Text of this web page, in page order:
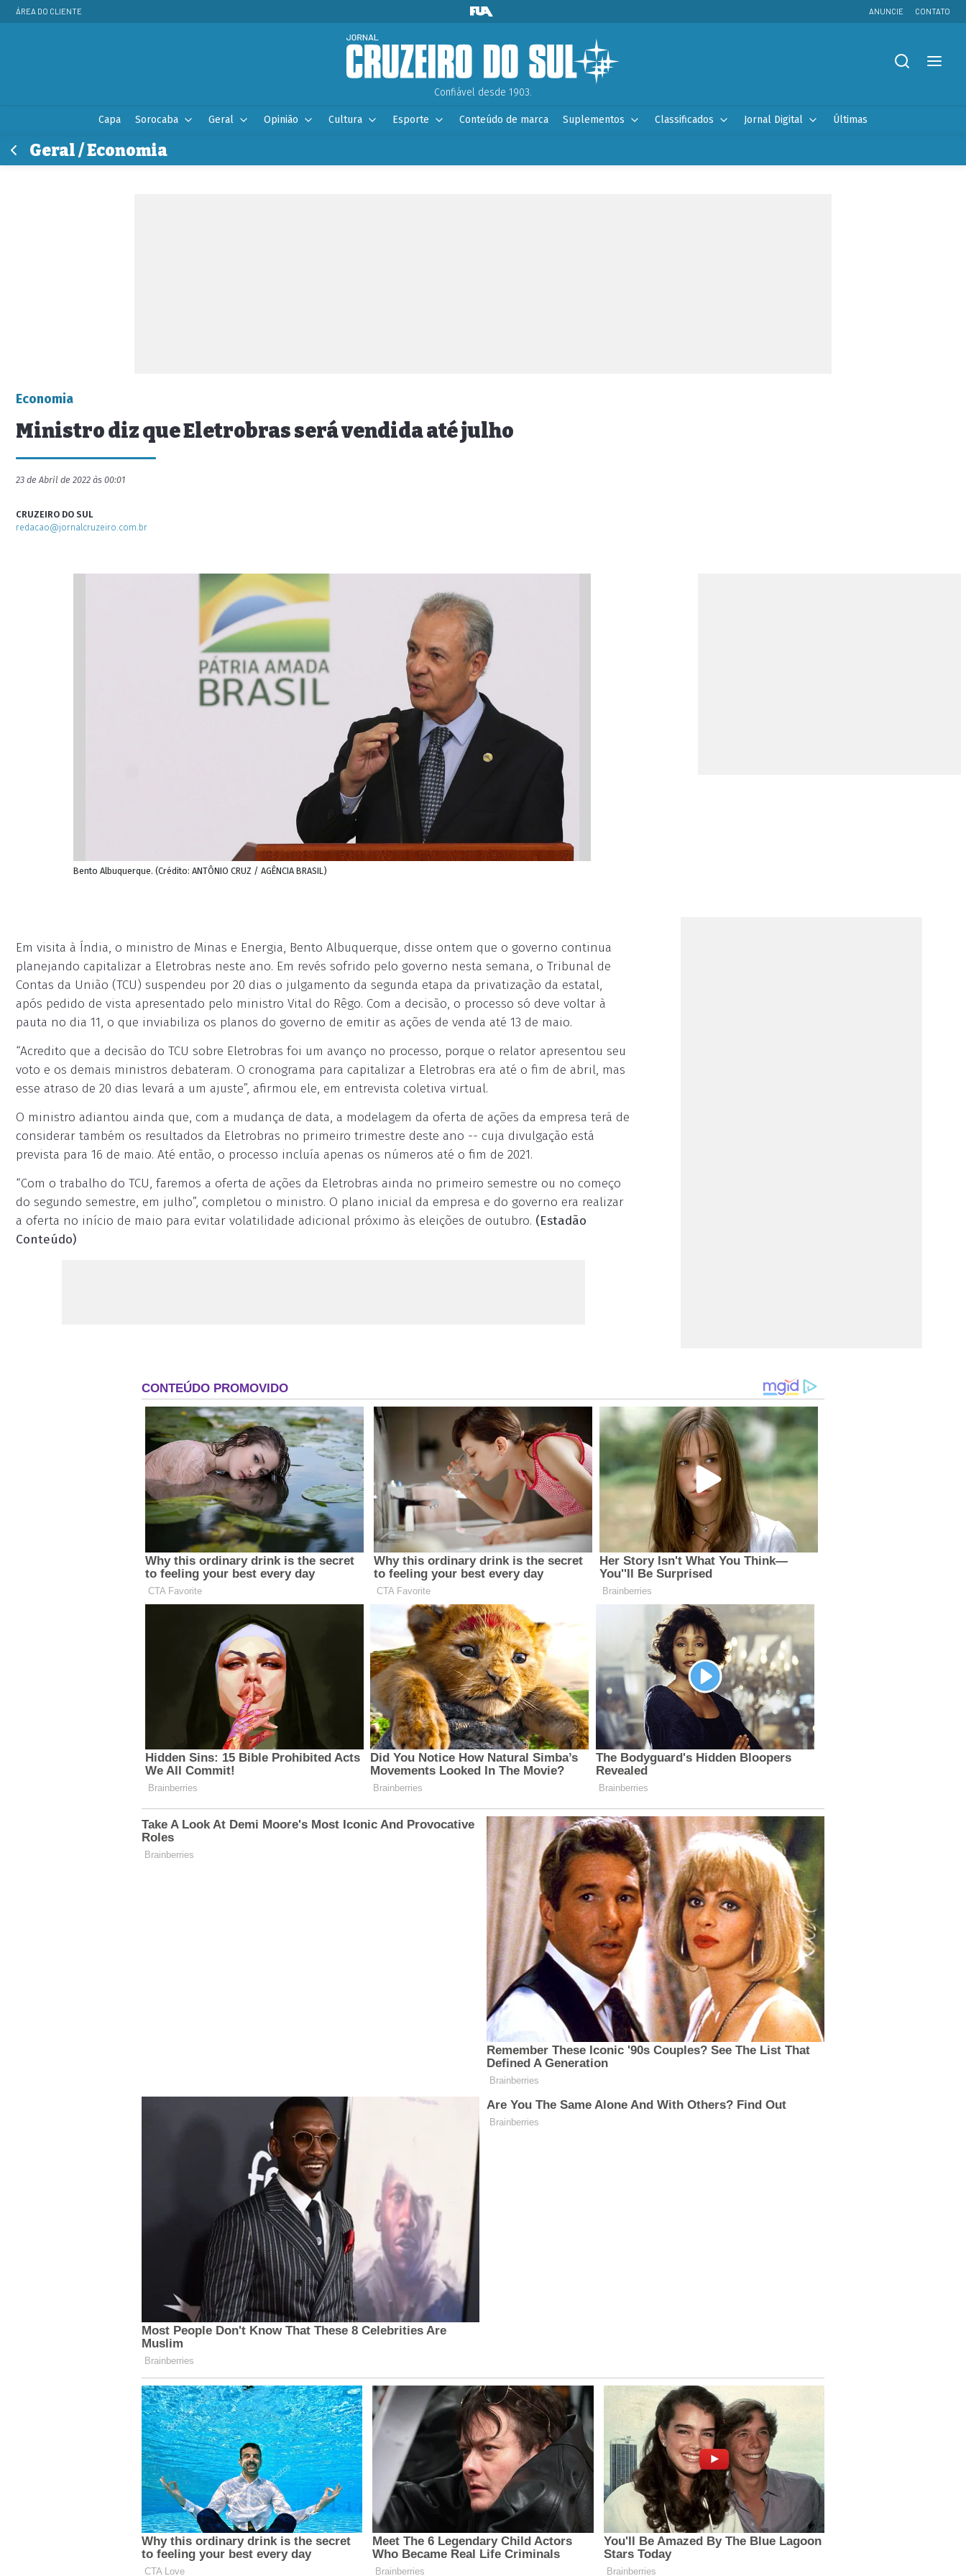
ÁREA DO CLIENTE ANUNCIE CONTATO
Confiável desde 1903.
Capa Sorocaba Geral Opinião Cultura Esporte Conteúdo de marca Suplementos Classificados Jornal Digital Últimas
Geral / Economia
Economia
Ministro diz que Eletrobras será vendida até julho
23 de Abril de 2022 às 00:01
CRUZEIRO DO SUL
redacao@jornalcruzeiro.com.br
Bento Albuquerque. (Crédito: ANTÔNIO CRUZ / AGÊNCIA BRASIL)
Em visita à Índia, o ministro de Minas e Energia, Bento Albuquerque, disse ontem que o governo continua
planejando capitalizar a Eletrobras neste ano. Em revés sofrido pelo governo nesta semana, o Tribunal de
Contas da União (TCU) suspendeu por 20 dias o julgamento da segunda etapa da privatização da estatal,
após pedido de vista apresentado pelo ministro Vital do Rêgo. Com a decisão, o processo só deve voltar à
pauta no dia 11, o que inviabiliza os planos do governo de emitir as ações de venda até 13 de maio.
“Acredito que a decisão do TCU sobre Eletrobras foi um avanço no processo, porque o relator apresentou seu
voto e os demais ministros debateram. O cronograma para capitalizar a Eletrobras era até o fim de abril, mas
esse atraso de 20 dias levará a um ajuste”, afirmou ele, em entrevista coletiva virtual.
O ministro adiantou ainda que, com a mudança de data, a modelagem da oferta de ações da empresa terá de
considerar também os resultados da Eletrobras no primeiro trimestre deste ano -- cuja divulgação está
prevista para 16 de maio. Até então, o processo incluía apenas os números até o fim de 2021.
“Com o trabalho do TCU, faremos a oferta de ações da Eletrobras ainda no primeiro semestre ou no começo
do segundo semestre, em julho”, completou o ministro. O plano inicial da empresa e do governo era realizar
a oferta no início de maio para evitar volatilidade adicional próximo às eleições de outubro. (Estadão
Conteúdo)